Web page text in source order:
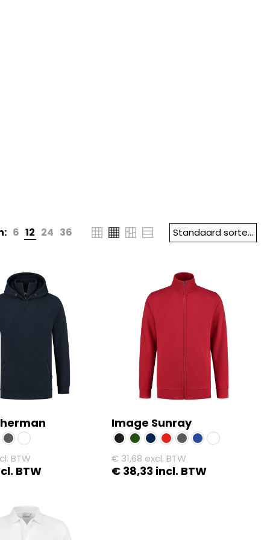
6 12 24 36
BTW
BTW
Image Sunray
€31,68 excl. BTW
€38,33 incl. BTW